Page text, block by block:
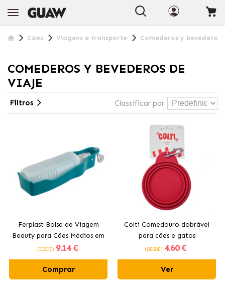
Cães Viagens e transporte Comederos y bevederos
COMEDEROS Y BEVEDEROS DE
VIAJE
Classificar por
Filtros
Ferplast Bolsa de Viagem
Beauty para Cães Médios em
Cores Sortidas
(DESDE) 9.14 €
Comprar
Colti Comedouro dobrável
para cães e gatos
(DESDE) 4.60 €
Ver